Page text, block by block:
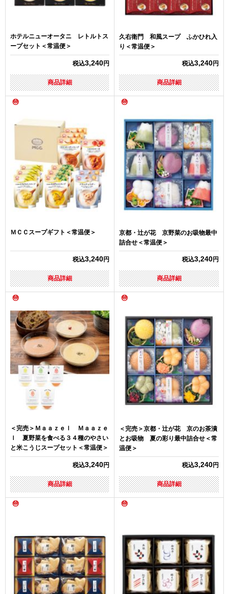
ホテルニューオータニ レトルトス
ープセット＜常温便＞
税込3,240円
商品詳細
久右衛門 和風スープ ふかひれ入
り＜常温便＞
税込3,240円
商品詳細
ＭＣＣスープギフト＜常温便＞
税込3,240円
商品詳細
京都・辻が花 京野菜のお吸物最中
詰合せ＜常温便＞
税込3,240円
商品詳細
＜完売＞Ｍａａｚｅｌ Ｍａａｚｅ
ｌ 夏野菜を食べる３４種のやさい
と米こうじスープセット＜常温便＞
税込3,240円
商品詳細
＜完売＞京都・辻が花 京のお茶漬
とお吸物 夏の彩り最中詰合せ＜常
温便＞
税込3,240円
商品詳細